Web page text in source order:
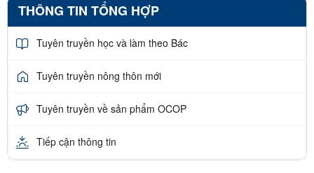
THÔNG TIN TỔNG HỢP
Tuyên truyền học và làm theo Bác
Tuyên truyền nông thôn mới
Tuyên truyền về sản phẩm OCOP
Tiếp cận thông tin